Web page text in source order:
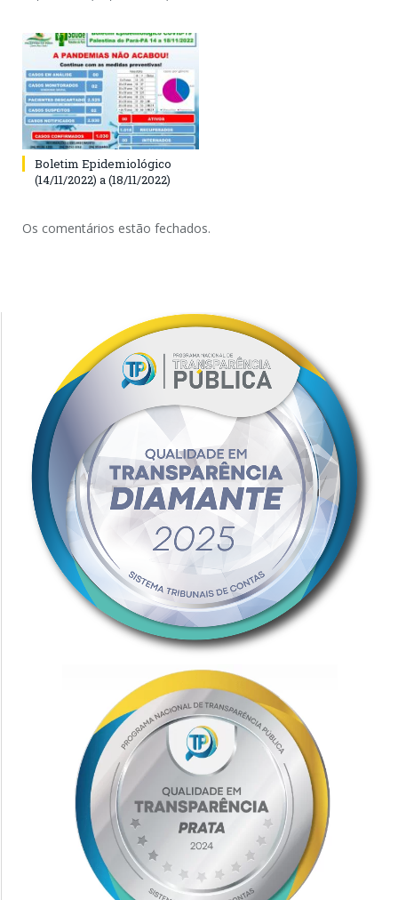
Boletim Epidemiológico
(14/11/2022) a (18/11/2022)
Os comentários estão fechados.